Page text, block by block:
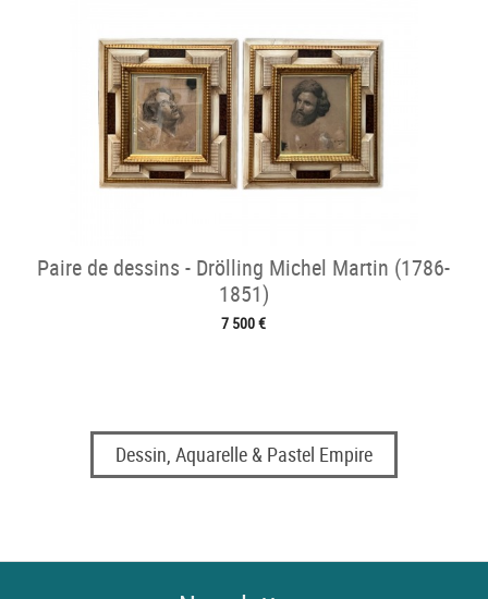
Paire de dessins - Drölling Michel Martin (1786-
1851)
7 500 €
Dessin, Aquarelle & Pastel Empire